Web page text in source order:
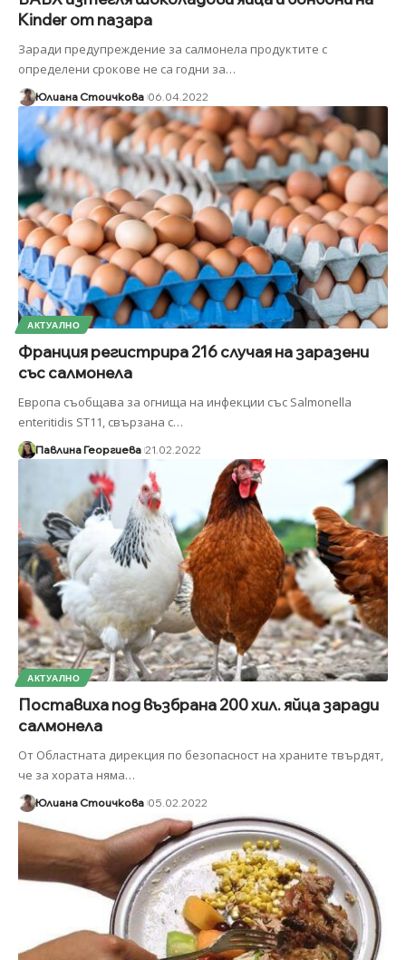
Kinder от пазара
Заради предупреждение за салмонела продуктите с
определени срокове не са годни за…
Юлиана Стоичкова 06.04.2022
АКТУАЛНО
Франция регистрира 216 случая на заразени
със салмонела
Европа съобщава за огнища на инфекции със Salmonella
enteritidis ST11, свързана с…
Павлина Георгиева 21.02.2022
АКТУАЛНО
Поставиха под възбрана 200 хил. яйца заради
салмонела
От Областната дирекция по безопасност на храните твърдят,
че за хората няма…
Юлиана Стоичкова 05.02.2022